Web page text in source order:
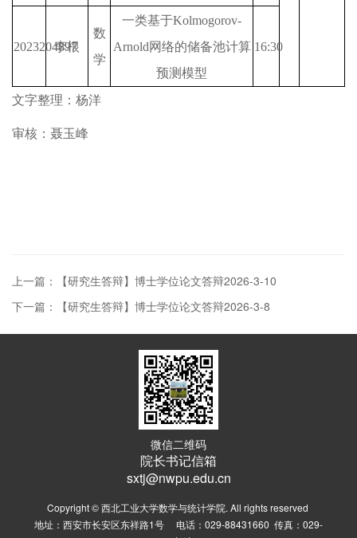
2023204897
李根
数
学
一类基于Kolmogorov-
Arnold网络的储备池计算
预测模型
16:30
文字整理：杨洋
审核：聂玉峰
上一篇：【研究生答辩】博士学位论文答辩2026-3-10
下一篇：【研究生答辩】博士学位论文答辩2026-3-8
微信二维码
院长书记信箱
sxtj@nwpu.edu.cn
Copyright © 西北工业大学数学与统计学院. All rights reserved
地址：西安市长安区东祥路1号 电话：029-88431660 传真：029-